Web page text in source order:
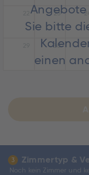
Sie bitte
einen
23
30
3 Zimmertyp &
Noch kein Zimmer und